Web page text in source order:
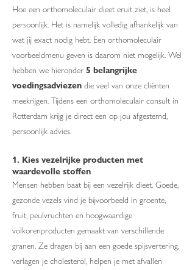
Hoe een orthomoleculair dieet eruit ziet, is heel
persoonlijk. Het is namelijk volledig afhankelijk van
wat jij exact nodig hebt. Een orthomoleculair
voorbeeldmenu geven is daarom niet mogelijk. Wel
hebben we hieronder 5 belangrijke
voedingsadviezen die veel van onze cliënten
meekrijgen. Tijdens een orthomoleculair consult in
Rotterdam krijg je direct een op jou afgestemd,
persoonlijk advies.
1. Kies vezelrijke producten met
waardevolle stoffen
Mensen hebben baat bij een vezelrijk dieet. Goede,
gezonde vezels vind je bijvoorbeeld in groente,
fruit, peulvruchten en hoogwaardige
volkorenproducten gemaakt van verschillende
granen. Ze dragen bij aan een goede spijsvertering,
verlagen je cholesterol, helpen je met afvallen